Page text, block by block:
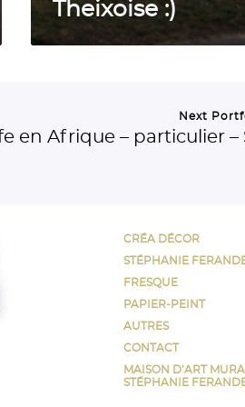
.
O
r
Theixoise :)
Next
en Afrique – particulier –
CRÉA DÉCOR
STÉPHANIE
FRESQUE
PAPIER-PEINT
AUTRES
CONTACT
MAISON D’ART
STÉPHANIE